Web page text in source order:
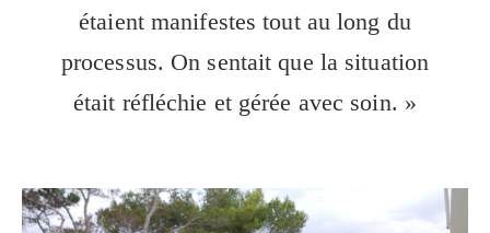
étaient manifestes tout au long du
processus. On sentait que la situation
était réfléchie et gérée avec soin. »